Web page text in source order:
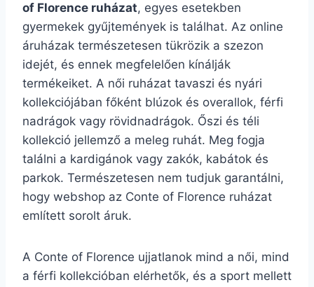
of Florence ruházat, egyes esetekben
gyermekek gyűjtemények is találhat. Az online
áruházak természetesen tükrözik a szezon
idejét, és ennek megfelelően kínálják
termékeiket. A női ruházat tavaszi és nyári
kollekciójában főként blúzok és overallok, férfi
nadrágok vagy rövidnadrágok. Őszi és téli
kollekció jellemző a meleg ruhát. Meg fogja
találni a kardigánok vagy zakók, kabátok és
parkok. Természetesen nem tudjuk garantálni,
hogy webshop az Conte of Florence ruházat
említett sorolt áruk.
A Conte of Florence ujjatlanok mind a női, mind
a férfi kollekcióban elérhetők, és a sport mellett